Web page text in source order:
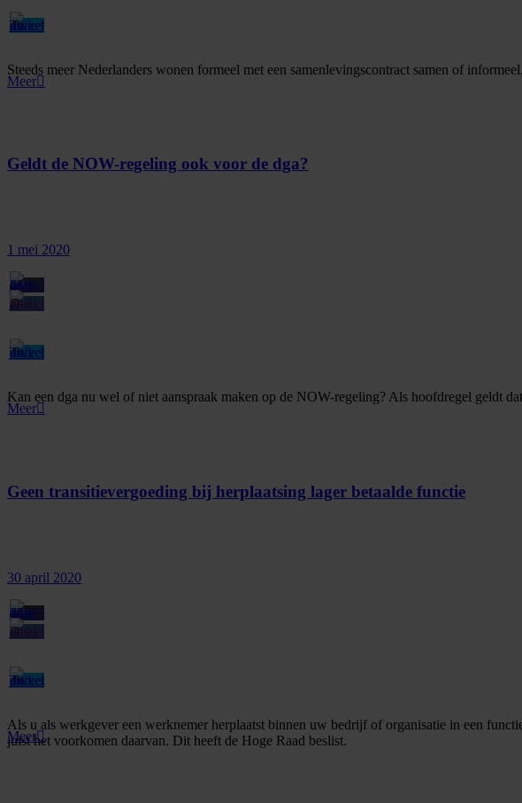
Steeds meer Nederlanders wonen formeel met een samenlevingscontract samen of
Meer
Geldt de NOW-regeling ook voor de dga?
1 mei 2020
Kan een dga nu wel of niet aanspraak maken op de NOW-regeling? Als hoofdregel geldt
Meer
Geen transitievergoeding bij herplaatsing lager betaalde functie
30 april 2020
Als u als werkgever een werknemer herplaatst binnen uw bedrijf of organisatie in een
juist het voorkomen daarvan. Dit heeft de Hoge Raad beslist.
Meer